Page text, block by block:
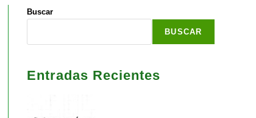
Buscar
BUSCAR
Entradas Recientes